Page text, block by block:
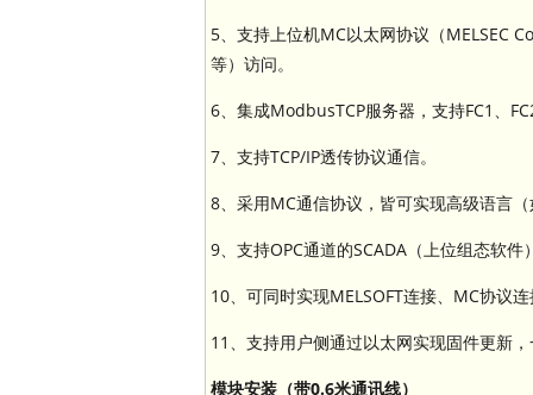
5、支持上位机MC以太网协议（MELSEC
等）访问。
6、集成ModbusTCP服务器，支持FC1、
7、支持TCP/IP透传协议通信。
8、采用MC通信协议，皆可实现高级语言
9、支持OPC通道的SCADA（上位组态软件
10、可同时实现MELSOFT连接、MC协议
11、支持用户侧通过以太网实现固件更新
模块安装（带0.6米通讯线）